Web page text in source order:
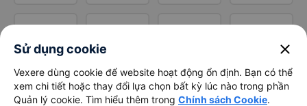
Sử dụng cookie close
Vexere dùng cookie để website hoạt động ổn định. Bạn có thể
xem chi tiết hoặc thay đổi lựa chọn bất kỳ lúc nào trong phần
Quản lý cookie. Tìm hiểu thêm trong Chính sách Cookie.